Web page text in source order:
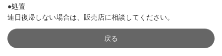
●処置
連日復帰しない場合は、販売店に相談してください。
戻る